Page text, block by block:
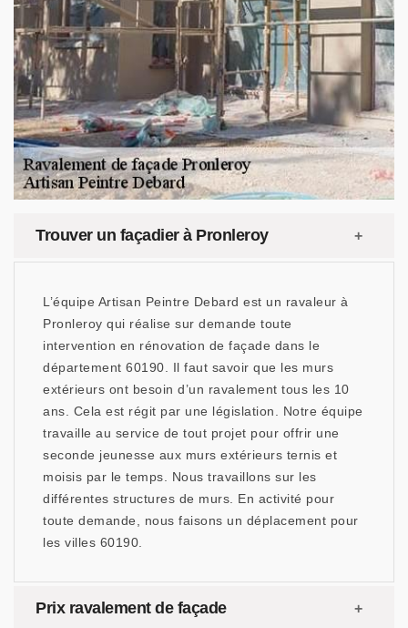
Trouver un façadier à Pronleroy
L’équipe Artisan Peintre Debard est un ravaleur à
Pronleroy qui réalise sur demande toute
intervention en rénovation de façade dans le
département 60190. Il faut savoir que les murs
extérieurs ont besoin d’un ravalement tous les 10
ans. Cela est régit par une législation. Notre équipe
travaille au service de tout projet pour offrir une
seconde jeunesse aux murs extérieurs ternis et
moisis par le temps. Nous travaillons sur les
différentes structures de murs. En activité pour
toute demande, nous faisons un déplacement pour
les villes 60190.
Prix ravalement de façade